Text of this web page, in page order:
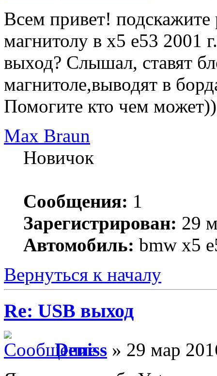
Всем привет!
магнитолу в x5 e53 2001
выход? Слышал, ставят
магнитоле,выводят в
Помогите кто чем может))
Max Braun
Новичок
Сообщения: 1
Зарегистрирован: 29
Автомобиль: bmw x5
Вернуться к началу
Re: USB выход
Deniss » 29 мар